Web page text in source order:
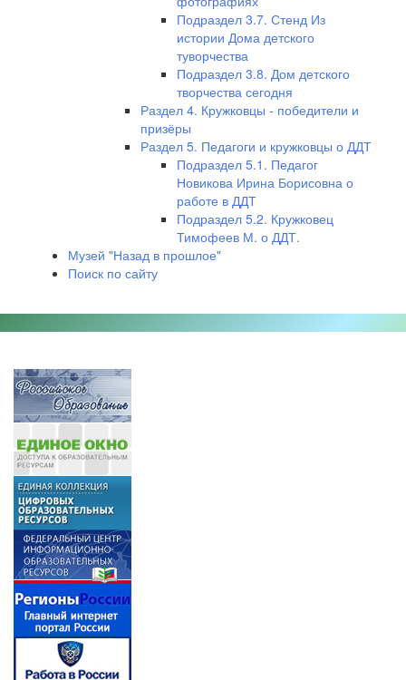
Подраздел 3.7. Стенд Из
истории Дома детского
туворчества
Подраздел 3.8. Дом детского
творчества сегодня
Раздел 4. Кружковцы - победители и
призёры
Раздел 5. Педагоги и кружковцы о ДДТ
Подраздел 5.1. Педагог
Новикова Ирина Борисовна о
работе в ДДТ
Подраздел 5.2. Кружковец
Тимофеев М. о ДДТ.
Музей "Назад в прошлое"
Поиск по сайту